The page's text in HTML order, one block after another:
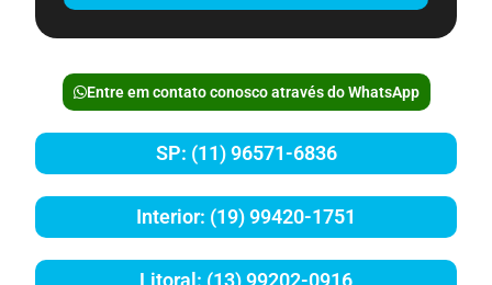
Entre em contato conosco através do WhatsApp
SP: (11) 96571-6836
Interior: (19) 99420-1751